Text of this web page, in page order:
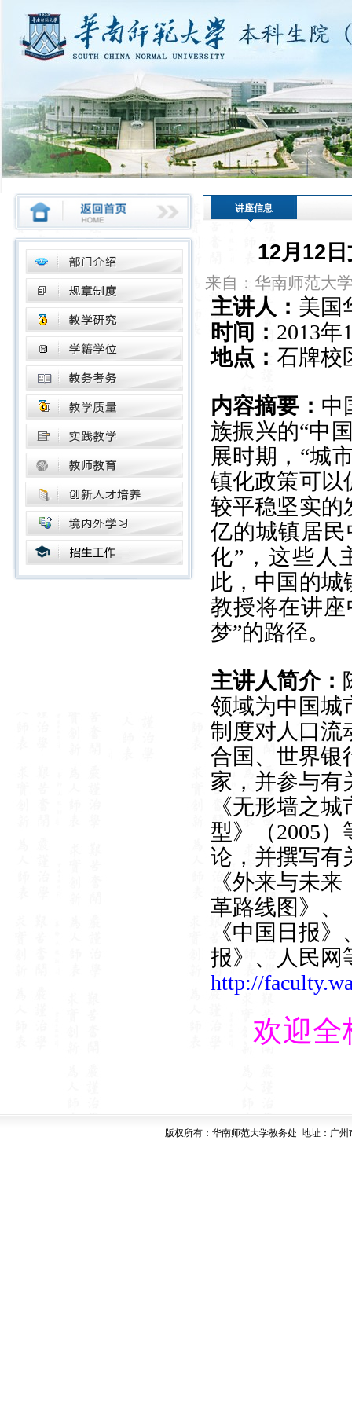
讲座信息
12月12
来自：华南师范大
主讲人： 美国
时间： 2013年
地点： 石牌校
内容摘要： 中
族振兴的“中
展时期，“城
镇化政策可以
较平稳坚实的
亿的城镇居
化”，这些人
此，中国的城
教授将在讲
梦”的路径。
主讲人简介：
领域为中国城
制度对人口流
合国、世界银
家，并参与有
《无形墙之城
型》（2005
论，并撰写有
《外来与未
革路线图》、
《中国日报
报》、人民网
http://
欢迎全
版权所有：华南师范大学教务处 地址：广